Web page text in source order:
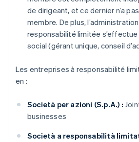
de dirigeant, et ce dernier n’a
membre. De plus,
responsabilité limitée s’effectue
social (gérant unique, conseil
Les entreprises à responsabilité
en :
Società per azioni (S.p.A.) :
businesses
Società a responsabilità